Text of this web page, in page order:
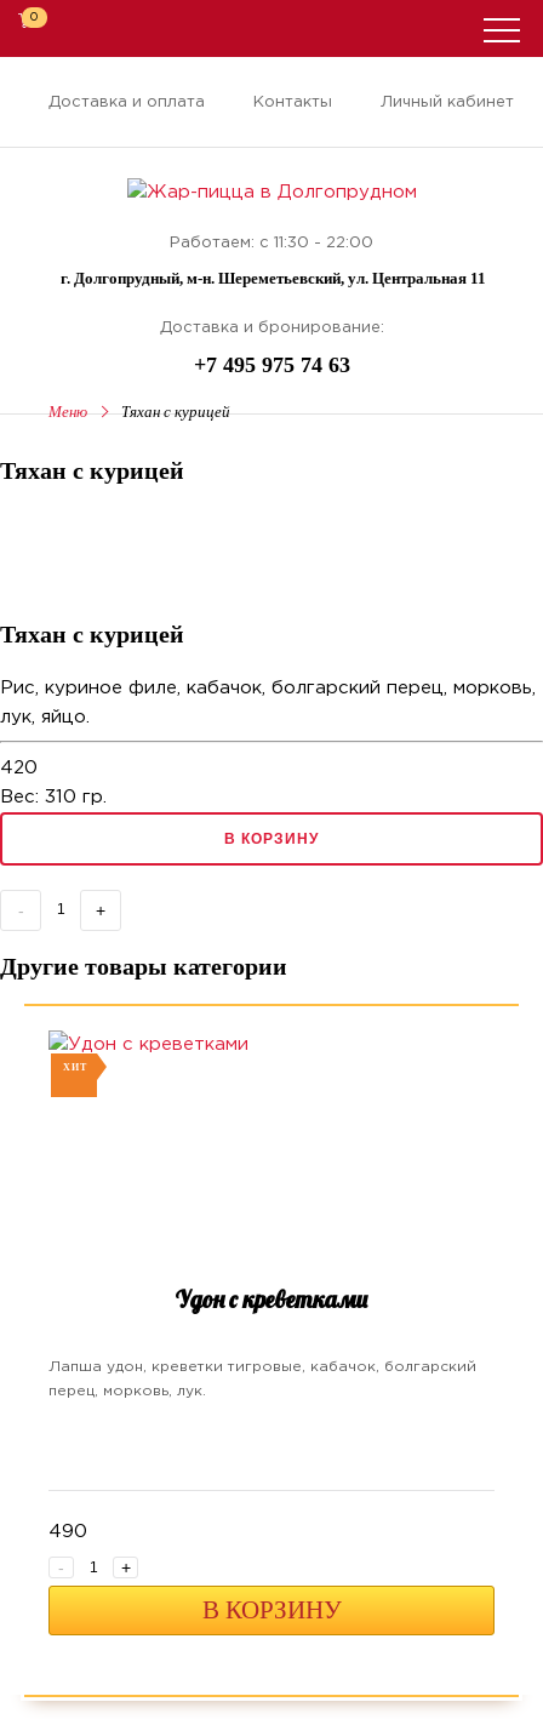
Доставка и оплата Контакты Личный кабинет
Работаем: с 11:30 - 22:00
г. Долгопрудный, м-н. Шереметьевский, ул. Центральная 11
Доставка и бронирование:
+7 495 975 74 63
0
Меню Тяхан с курицей
Тяхан с курицей
Тяхан с курицей
Рис, куриное филе, кабачок, болгарский перец, морковь,
лук, яйцо.
420
Вес: 310 гр.
В КОРЗИНУ
- +
Другие товары категории
ХИТ
Удон с креветками
Лапша удон, креветки тигровые, кабачок, болгарский
перец, морковь, лук.
490
- +
В КОРЗИНУ